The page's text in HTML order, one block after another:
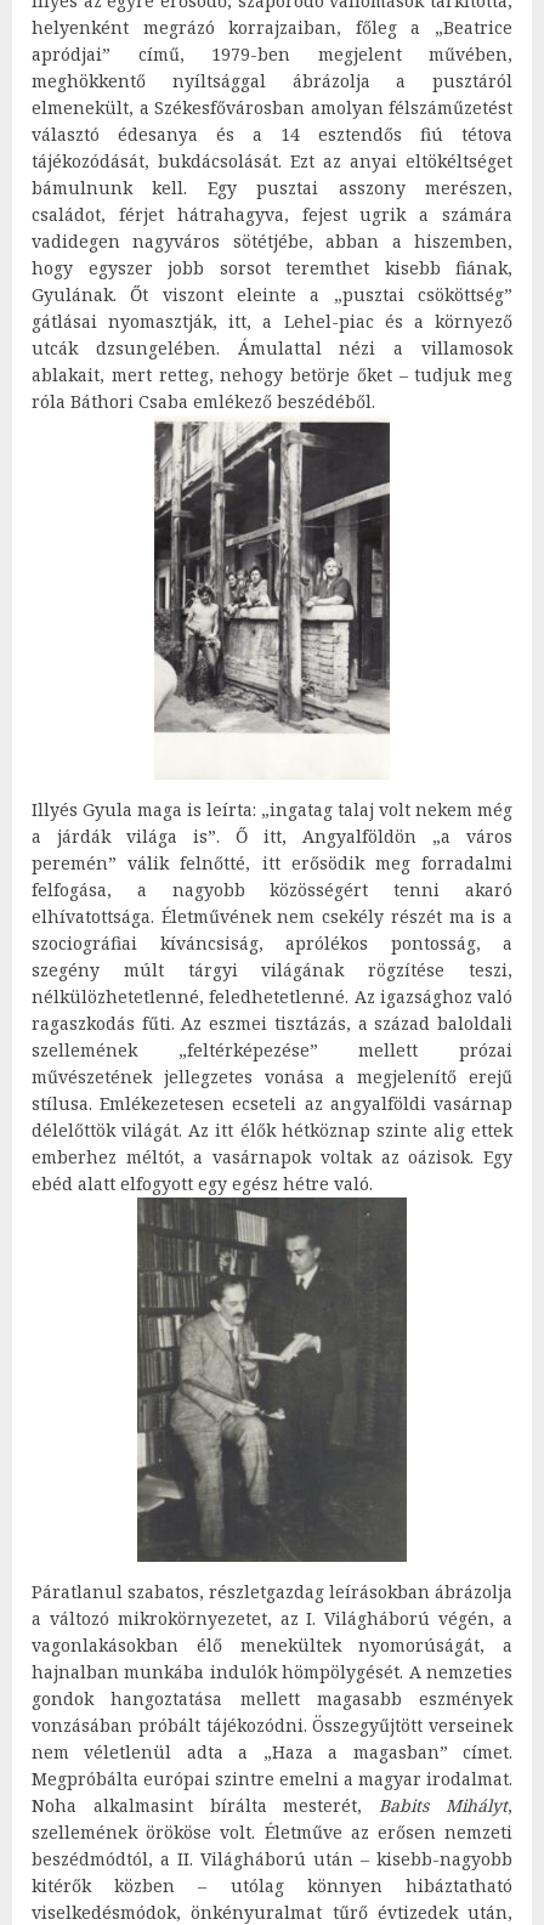
helyenként megrázó korrajzaiban, főleg a „Beatrice
apródjai” című, 1979-ben megjelent művében,
meghökkentő nyíltsággal ábrázolja a pusztáról
elmenekült, a Székesfővárosban amolyan félszáműzetést
választó édesanya és a 14 esztendős fiú tétova
tájékozódását, bukdácsolását. Ezt az anyai eltökéltséget
bámulnunk kell. Egy pusztai asszony merészen,
családot, férjet hátrahagyva, fejest ugrik a számára
vadidegen nagyváros sötétjébe, abban a hiszemben,
hogy egyszer jobb sorsot teremthet kisebb fiának,
Gyulának. Őt viszont eleinte a „pusztai csököttség”
gátlásai nyomasztják, itt, a Lehel-piac és a környező
utcák dzsungelében. Ámulattal nézi a villamosok
ablakait, mert retteg, nehogy betörje őket – tudjuk meg
róla Báthori Csaba emlékező beszédéből.
Illyés Gyula maga is leírta: „ingatag talaj volt nekem még
a járdák világa is”. Ő itt, Angyalföldön „a város
peremén” válik felnőtté, itt erősödik meg forradalmi
felfogása, a nagyobb közösségért tenni akaró
elhívatottsága. Életművének nem csekély részét ma is a
szociográfiai kíváncsiság, aprólékos pontosság, a
szegény múlt tárgyi világának rögzítése teszi,
nélkülözhetetlenné, feledhetetlenné. Az igazsághoz való
ragaszkodás fűti. Az eszmei tisztázás, a század baloldali
szellemének „feltérképezése” mellett prózai
művészetének jellegzetes vonása a megjelenítő erejű
stílusa. Emlékezetesen ecseteli az angyalföldi vasárnap
délelőttök világát. Az itt élők hétköznap szinte alig ettek
emberhez méltót, a vasárnapok voltak az oázisok. Egy
ebéd alatt elfogyott egy egész hétre való.
Páratlanul szabatos, részletgazdag leírásokban ábrázolja
a változó mikrokörnyezetet, az I. Világháború végén, a
vagonlakásokban élő menekültek nyomorúságát, a
hajnalban munkába indulók hömpölygését. A nemzeties
gondok hangoztatása mellett magasabb eszmények
vonzásában próbált tájékozódni. Összegyűjtött verseinek
nem véletlenül adta a „Haza a magasban” címet.
Megpróbálta európai szintre emelni a magyar irodalmat.
Noha alkalmasint bírálta mesterét, Babits Mihályt,
szellemének örököse volt. Életműve az erősen nemzeti
beszédmódtól, a II. Világháború után – kisebb-nagyobb
kitérők közben – utólag könnyen hibáztatható
viselkedésmódok, önkényuralmat tűrő évtizedek után,